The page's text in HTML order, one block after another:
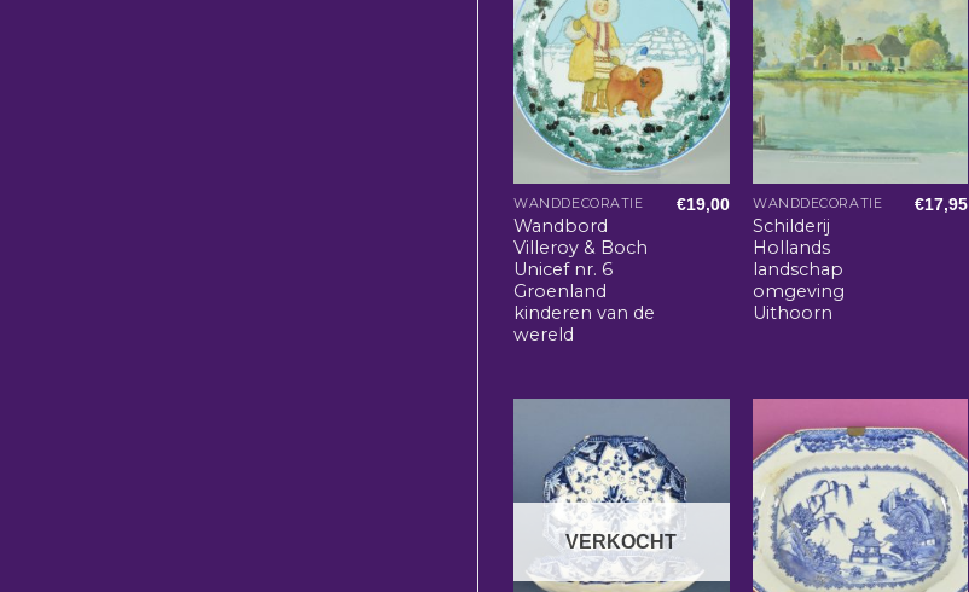
WANDDECORATIE
Wandbord
Villeroy & Boch
Unicef nr. 6
Groenland
kinderen van de
wereld
€19,00 WANDDECORATIE
Schilderij
Hollands
landschap
omgeving
Uithoorn
€17,95
VERKOCHT